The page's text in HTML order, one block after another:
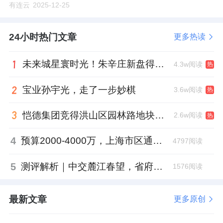
有连云 2025-12-25
24小时热门文章 更多热读
未来城星寰时光！朱辛庄新盘得房率创新高 4.3w阅读 热
宝业孙宇光，走了一步妙棋 3.6w阅读 热
恺德集团竞得洪山区园林路地块，引入贝好家C2M产品定位及营销服务 2.6w阅读 热
4 预算2000-4000万，上海市区通勤便利的别墅怎么选？这份榜单请收好 4797阅读
5 测评解析｜中交麓江春望，省府北的“高得房率”与“豪宅困局” 1576阅读
最新文章 更多原创